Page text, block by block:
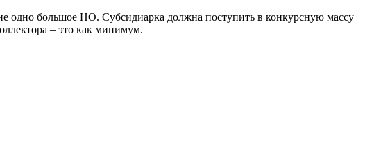
одно большое НО. Субсидиарка должна поступить в конкурсную массу
– это как минимум.